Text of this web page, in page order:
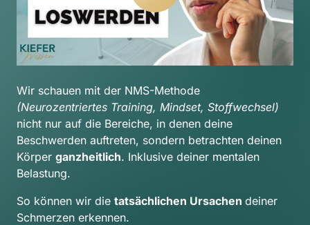
nicht nur auf die Bereiche, in denen deine
Beschwerden auftreten, sondern betrachten deinen
Körper ganzheitlich. Inklusive deiner mentalen
Belastung.
So können wir die tatsächlichen Ursachen deiner
Schmerzen erkennen.